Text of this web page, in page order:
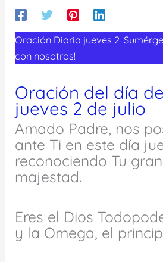
Oración Diaria jueves 2
con nosotros!
Oración del día
jueves 2 de julio
Amado Padre, nos
ante Ti en este día
reconociendo Tu
majestad.
Eres el Dios
y la Omega, el